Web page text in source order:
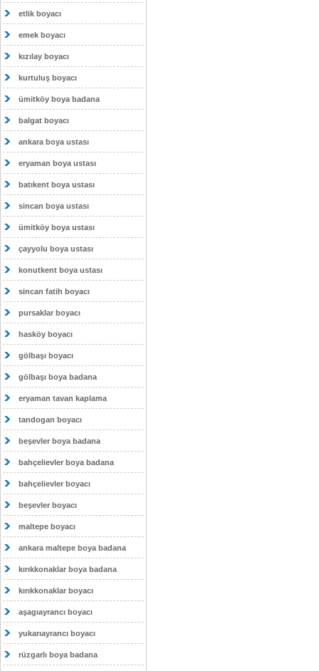
etlik boyacı
emek boyacı
kızılay boyacı
kurtuluş boyacı
ümitköy boya badana
balgat boyacı
ankara boya ustası
eryaman boya ustası
batıkent boya ustası
sincan boya ustası
ümitköy boya ustası
çayyolu boya ustası
konutkent boya ustası
sincan fatih boyacı
pursaklar boyacı
hasköy boyacı
gölbaşı boyacı
gölbaşı boya badana
eryaman tavan kaplama
tandogan boyacı
beşevler boya badana
bahçelievler boya badana
bahçelievler boyacı
beşevler boyacı
maltepe boyacı
ankara maltepe boya badana
kırıkkonaklar boya badana
kırıkkonaklar boyacı
aşagıayrancı boyacı
yukarıayrancı boyacı
rüzgarlı boya badana